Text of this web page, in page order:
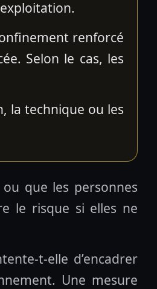
renforcé
Selon le cas, les
la technique ou les
que les personnes
le risque si elles ne
t-elle d’encadrer
Une mesure